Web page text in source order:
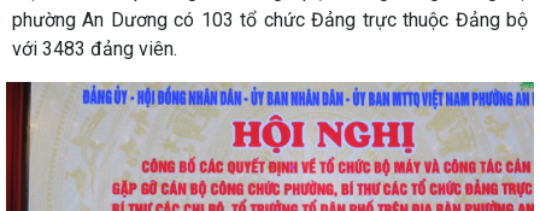
phường An Dương có 103 tổ chức Đảng trực thuộc Đảng bộ
với 3483 đảng viên.